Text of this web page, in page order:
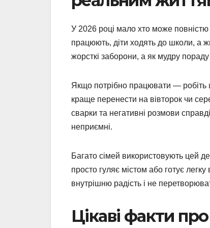
У 2026 році мало хто може
працюють, діти ходять до школи, а
жорсткі заборони, а як мудру
Якщо потрібно працювати — робіть
краще перенести на вівторок чи
сварки та негативні розмови
неприємні.
Багато сімей використовують цей
просто гуляє містом або готує
внутрішню радість і не
Цікаві факти